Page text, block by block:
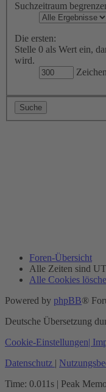
Suchzeitraum
Die ersten:
Stelle 0 als Wert ein,
wird.
Foren-Übersicht
Alle Zeiten sind
Alle Cookies
Powered by phpBB®
Deutsche Übersetzung
Cookie-Einstellungen|
Datenschutz |
Time: 0.011s | Peak